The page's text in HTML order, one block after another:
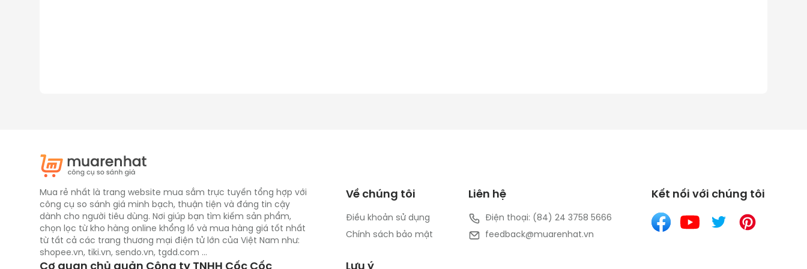
Mua rẻ nhất là trang website mua sắm trực tuyến tổng hợp với
công cụ so sánh giá minh bạch, thuận tiện và đáng tin cậy
dành cho người tiêu dùng. Nơi giúp bạn tìm kiếm sản phẩm,
chọn lọc từ kho hàng online khổng lồ và mua hàng giá tốt nhất
từ tất cả các trang thương mại điện tử lớn của Việt Nam như:
shopee.vn, tiki.vn, sendo.vn, tgdd.com ...
Về chúng tôi
Điều khoản sử dụng
Chính sách bảo mật
Liên hệ
Điện thoại: (84) 24 3758 5666
feedback@muarenhat.vn
Kết nối với chúng tôi
Cơ quan chủ quản Công ty TNHH Cốc Cốc Lưu ý